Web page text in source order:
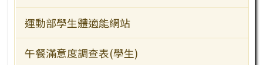
運動部學生體適能網站
午餐滿意度調查表(學生)